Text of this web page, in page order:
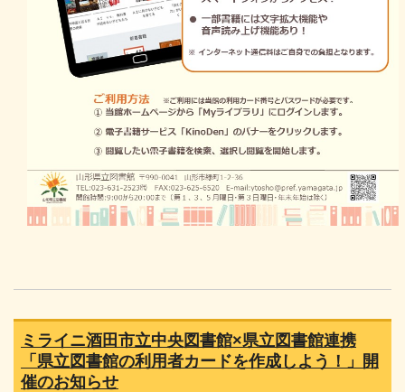
ミライニ酒田市立中央図書館×県立図書館連携
「県立図書館の利用者カードを作成しよう！」開
催のお知らせ